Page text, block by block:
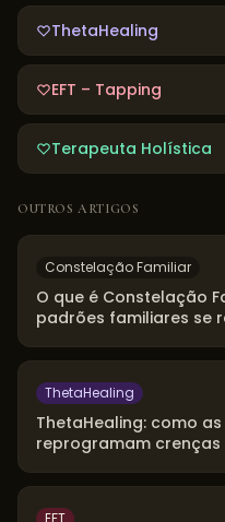
ThetaHealing
EFT – Tapping
Terapeuta Holística
OUTROS ARTIGOS
Constelação Familiar
O que é Constelação
padrões familiares se
ThetaHealing
ThetaHealing: como
reprogramam crenças
EFT